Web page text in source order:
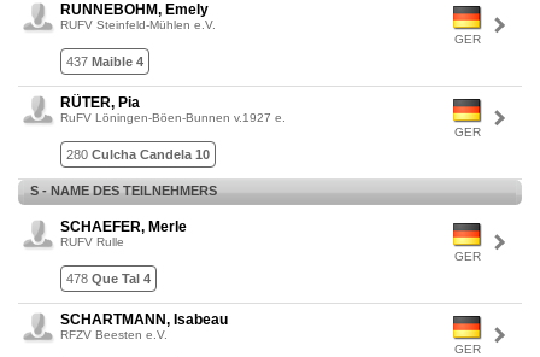
GER
RUNNEBOHM, Emely
RUFV Steinfeld-Mühlen e.V.
437 Maible 4
GER
RÜTER, Pia
RuFV Löningen-Böen-Bunnen v.1927 e.
280 Culcha Candela 10
S - NAME DES TEILNEHMERS
GER
SCHAEFER, Merle
RUFV Rulle
478 Que Tal 4
GER
SCHARTMANN, Isabeau
RFZV Beesten e.V.